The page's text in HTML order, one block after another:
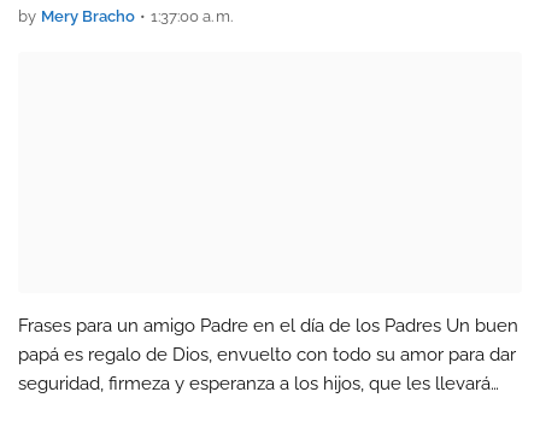
by Mery Bracho • 1:37:00 a. m.
Frases para un amigo Padre en el día de los Padres Un buen
papá es regalo de Dios, envuelto con todo su amor para dar
seguridad, firmeza y esperanza a los hijos, que les llevará